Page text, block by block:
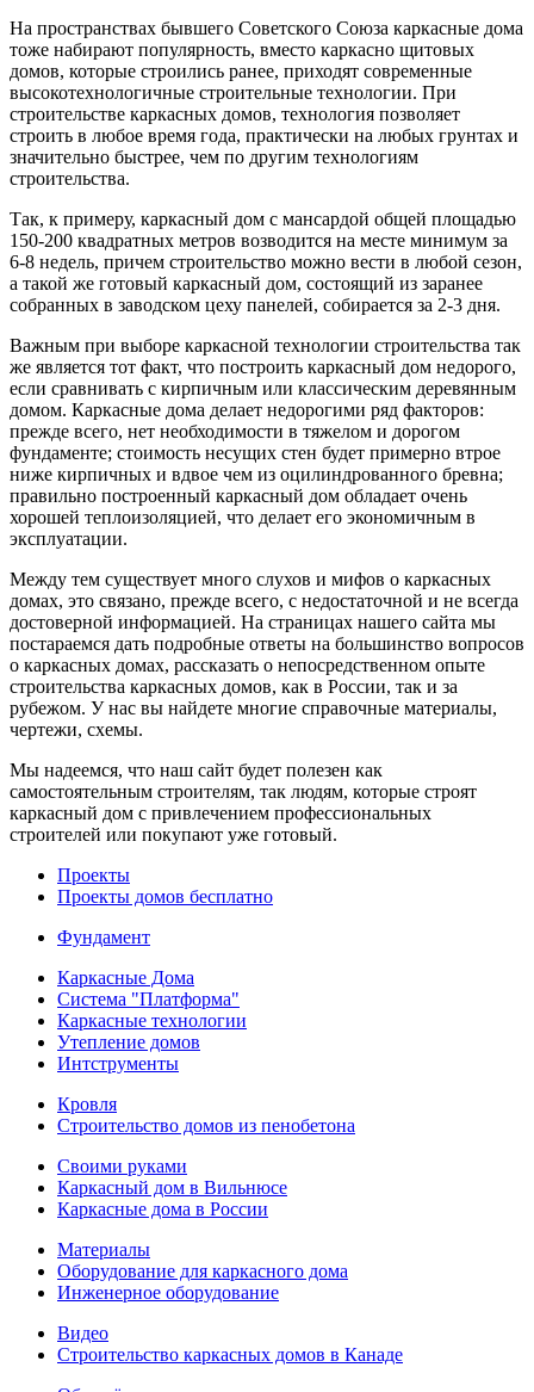
На пространствах бывшего Советского Союза каркасные дома
тоже набирают популярность, вместо каркасно щитовых
домов, которые строились ранее, приходят современные
высокотехнологичные строительные технологии. При
строительстве каркасных домов, технология позволяет
строить в любое время года, практически на любых грунтах и
значительно быстрее, чем по другим технологиям
строительства.
Так, к примеру, каркасный дом с мансардой общей площадью
150-200 квадратных метров возводится на месте минимум за
6-8 недель, причем строительство можно вести в любой сезон,
а такой же готовый каркасный дом, состоящий из заранее
собранных в заводском цеху панелей, собирается за 2-3 дня.
Важным при выборе каркасной технологии строительства так
же является тот факт, что построить каркасный дом недорого,
если сравнивать с кирпичным или классическим деревянным
домом. Каркасные дома делает недорогими ряд факторов:
прежде всего, нет необходимости в тяжелом и дорогом
фундаменте; стоимость несущих стен будет примерно втрое
ниже кирпичных и вдвое чем из оцилиндрованного бревна;
правильно построенный каркасный дом обладает очень
хорошей теплоизоляцией, что делает его экономичным в
эксплуатации.
Между тем существует много слухов и мифов о каркасных
домах, это связано, прежде всего, с недостаточной и не всегда
достоверной информацией. На страницах нашего сайта мы
постараемся дать подробные ответы на большинство вопросов
о каркасных домах, рассказать о непосредственном опыте
строительства каркасных домов, как в России, так и за
рубежом. У нас вы найдете многие справочные материалы,
чертежи, схемы.
Мы надеемся, что наш сайт будет полезен как
самостоятельным строителям, так людям, которые строят
каркасный дом с привлечением профессиональных
строителей или покупают уже готовый.
Проекты
Проекты домов бесплатно
Фундамент
Каркасные Дома
Система "Платформа"
Каркасные технологии
Утепление домов
Интструменты
Кровля
Строительство домов из пенобетона
Своими руками
Каркасный дом в Вильнюсе
Каркасные дома в России
Материалы
Оборудование для каркасного дома
Инженерное оборудование
Видео
Строительство каркасных домов в Канаде